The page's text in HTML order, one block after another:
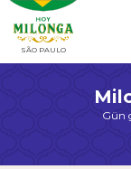
SÃO PAULO
Gün